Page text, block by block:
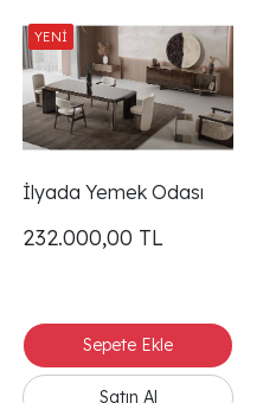
İlyada Yemek Odası
232.000,00 TL